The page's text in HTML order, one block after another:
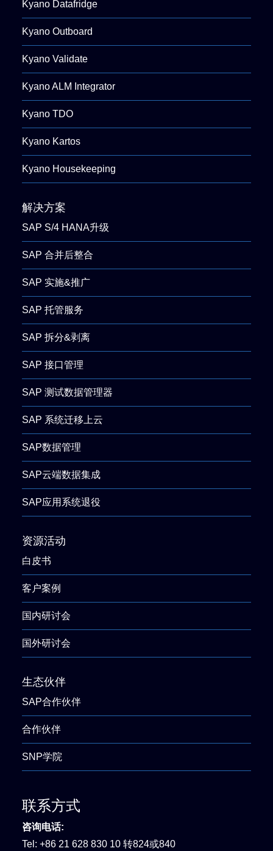
Kyano Datafridge
Kyano Outboard
Kyano Validate
Kyano ALM Integrator
Kyano TDO
Kyano Kartos
Kyano Housekeeping
解决方案
SAP S/4 HANA升级
SAP 合并后整合
SAP 实施&推广
SAP 托管服务
SAP 拆分&剥离
SAP 接口管理
SAP 测试数据管理器
SAP 系统迁移上云
SAP数据管理
SAP云端数据集成
SAP应用系统退役
资源活动
白皮书
客户案例
国内研讨会
国外研讨会
生态伙伴
SAP合作伙伴
合作伙伴
SNP学院
联系方式
咨询电话:
Tel: +86 21 628 830 10 转824或840